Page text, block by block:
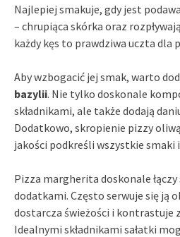
Najlepiej smakuje, gdy jest
– chrupiąca skórka oraz
każdy kęs to prawdziwa uczta dla
Aby wzbogacić jej smak, warto
bazylii. Nie tylko doskonale
składnikami, ale także dodają
Dodatkowo, skropienie pizzy
jakości podkreśli wszystkie smaki
Pizza margherita doskonale
dodatkami. Często serwuje się ją
dostarcza świeżości i kontrastuje
Idealnymi składnikami sałatki